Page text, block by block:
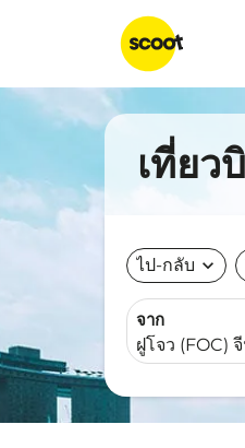
เที่ยว
ไป-กลับ expand_more
จาก